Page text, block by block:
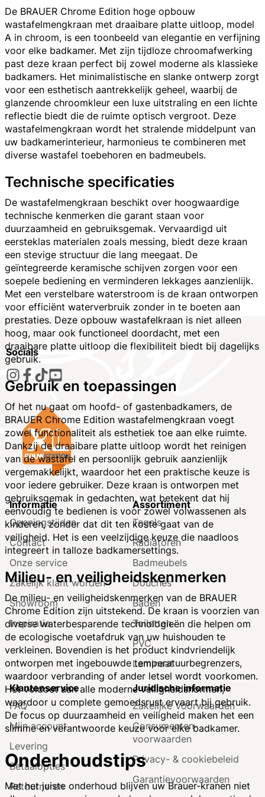
De BRAUER Chrome Edition hoge opbouw
wastafelmengkraan met draaibare platte uitloop, model
A in chroom, is een toonbeeld van elegantie en verfijning
voor elke badkamer. Met zijn tijdloze chroomafwerking
past deze kraan perfect bij zowel moderne als klassieke
badkamers. Het minimalistische en slanke ontwerp zorgt
voor een esthetisch aantrekkelijk geheel, waarbij de
glanzende chroomkleur een luxe uitstraling en een lichte
reflectie biedt die de ruimte optisch vergroot. Deze
wastafelmengkraan wordt het stralende middelpunt van
uw badkamerinterieur, harmonieus te combineren met
diverse wastafel toebehoren en badmeubels.
Technische specificaties
De wastafelmengkraan beschikt over hoogwaardige
technische kenmerken die garant staan voor
duurzaamheid en gebruiksgemak. Vervaardigd uit
eersteklas materialen zoals messing, biedt deze kraan
een stevige structuur die lang meegaat. De
geïntegreerde keramische schijven zorgen voor een
soepele bediening en verminderen lekkages aanzienlijk.
Met een verstelbare waterstroom is de kraan ontworpen
voor efficiënt waterverbruik zonder in te boeten aan
prestaties. Deze opbouw wastafelkraan is niet alleen
hoog, maar ook functioneel doordacht, met een
draaibare platte uitloop die flexibiliteit biedt bij dagelijks
gebruik.
Gebruik en toepassingen
Of het nu gaat om hoofd- of gastenbadkamers, de
BRAUER Chrome Edition wastafelmengkraan voegt
zowel functionaliteit als esthetiek toe aan elke ruimte.
Dankzij de draaibare platte uitloop wordt het reinigen
van de wastafel en persoonlijk gebruik aanzienlijk
vergemakkelijkt, waardoor het een praktische keuze is
voor iedere gebruiker. Deze kraan is ontworpen met
gebruiksgemak in gedachten, wat betekent dat hij
eenvoudig te bedienen is voor zowel volwassenen als
kinderen, zonder dat dit ten koste gaat van de
veiligheid. Het is een veelzijdige keuze die naadloos
integreert in talloze badkamersettings.
Milieu- en veiligheidskenmerken
De milieu- en veiligheidskenmerken van de BRAUER
Chrome Edition zijn uitstekend. De kraan is voorzien van
diverse waterbesparende technologieën die helpen om
de ecologische voetafdruk van uw huishouden te
verkleinen. Bovendien is het product kindvriendelijk
ontworpen met ingebouwde temperatuurbegrenzers,
waardoor verbranding of ander letsel wordt voorkomen.
Het voldoet aan alle moderne veiligheidsnormen,
waardoor u complete gemoedsrust ervaart bij gebruik.
De focus op duurzaamheid en veiligheid maken het een
slimme en verantwoorde keuze voor elke badkamer.
Onderhoudstips
Met het juiste onderhoud blijven uw Brauer-kranen niet
Socials
Informatie
Openingstijden
Contact
Onze service
Zakelijk klant worden
Showroom
Inspiratie
Assortiment
Tegels
Radiatoren
Badmeubels
Douches
Baden
Toiletten
PVC
Laminaat
Klantenservice
FAQ
Mijn account
Levering
Betaalopties
Retourneren
Juridische informatie
Zakelijke Voorwaarden
Consumenten­
voorwaarden
Privacy- & cookiebeleid
Garantie­voorwaarden